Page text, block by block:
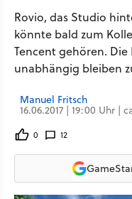
Rovio, das Studio
könnte bald zum
Tencent gehören.
unabhängig bleiben
Manuel Fritsch
16.06.2017 | 19:00 Uhr |
0 12